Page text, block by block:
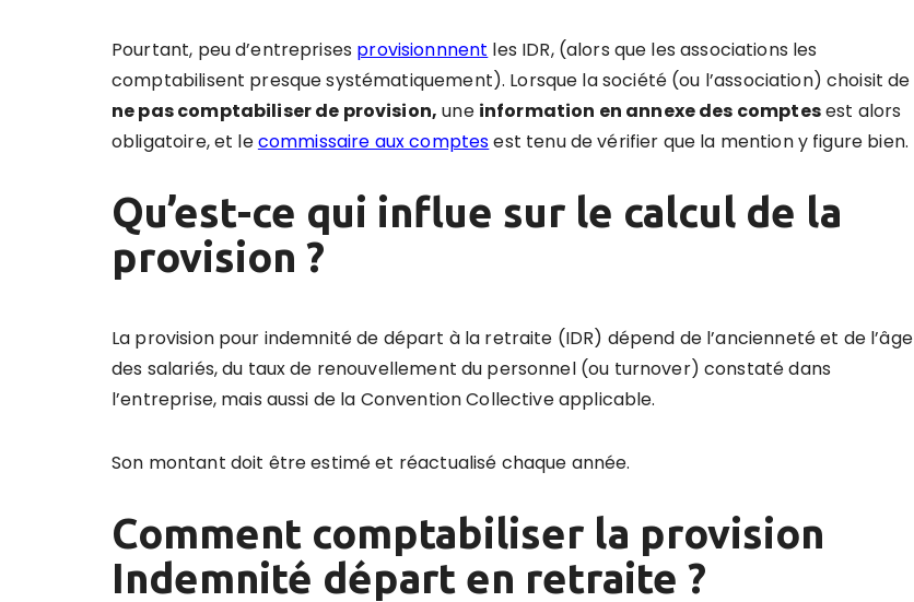
Pourtant, peu d’entreprises provisionnnent les IDR, (alors que les associations les
comptabilisent presque systématiquement). Lorsque la société (ou l’association) choisit de
ne pas comptabiliser de provision, une information en annexe des comptesest alors
obligatoire, et lecommissaire aux comptesest tenu de vérifier que la mention y figure bien.
Qu’est-ce qui influe sur le calcul de la
provision ?
La provision pour indemnité de départ à la retraite (IDR) dépend de l’ancienneté et de l’âge
des salariés, du taux de renouvellement du personnel (ou turnover) constaté dans
l’entreprise, mais aussi de la Convention Collective applicable.
Son montant doit être estimé et réactualisé chaque année.
Comment comptabiliser la provision
Indemnité départ en retraite ?